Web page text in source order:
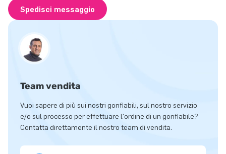
Spedisci messaggio
Team vendita
Vuoi sapere di più sui nostri gonfiabili, sul nostro servizio
e/o sul processo per effettuare l'ordine di un gonfiabile?
Contatta direttamente il nostro team di vendita.